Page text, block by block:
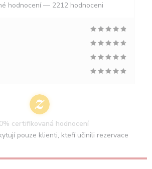
hodnocení — 2212 hodnoceni
certifikovaná hodnocení
pouze klienti, kteří učinili rezervace